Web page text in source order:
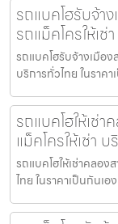
รถแบคโฮรับจ้า
รถแม็คโครให้เ
รถแบคโฮรับจ้างเมือง
บริการทั่วไทย ในราค
รถแบคโฮให้เช่
แม็คโครให้เช่า
รถแบคโฮให้เช่าคลอง
ไทย ในราคาเป็นกันเ